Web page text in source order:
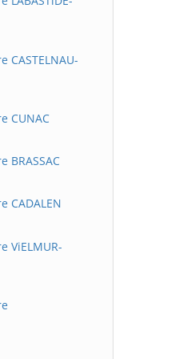
CUNAC
BRASSAC
CADALEN
ViELMUR-